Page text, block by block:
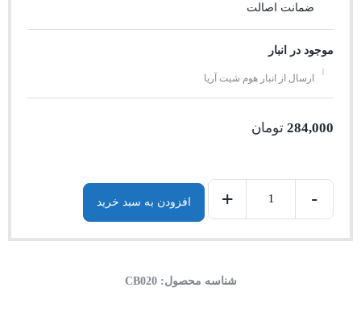
ضمانت اصالت
موجود در انبار
ارسال از انبار هوم شیت آریا
284,000 تومان
-
+ افزودن به سبد خرید
شناسه محصول:CB020